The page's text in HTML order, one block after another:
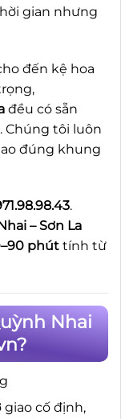
gian nhưng
đến kệ hoa
đều có sẵn
Chúng tôi luôn
đúng khung
.
– Sơn La
phút tính từ
Nhai
cố định,